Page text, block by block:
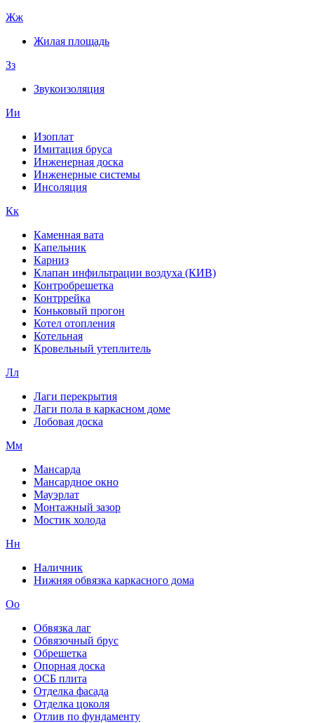
Жж
Жилая площадь
Зз
Звукоизоляция
Ии
Изоплат
Имитация бруса
Инженерная доска
Инженерные системы
Инсоляция
Кк
Каменная вата
Капельник
Карниз
Клапан инфильтрации воздуха (КИВ)
Контробрешетка
Контррейка
Коньковый прогон
Котел отопления
Котельная
Кровельный утеплитель
Лл
Лаги перекрытия
Лаги пола в каркасном доме
Лобовая доска
Мм
Мансарда
Мансардное окно
Мауэрлат
Монтажный зазор
Мостик холода
Нн
Наличник
Нижняя обвязка каркасного дома
Оо
Обвязка лаг
Обвязочный брус
Обрешетка
Опорная доска
ОСБ плита
Отделка фасада
Отделка цоколя
Отлив по фундаменту